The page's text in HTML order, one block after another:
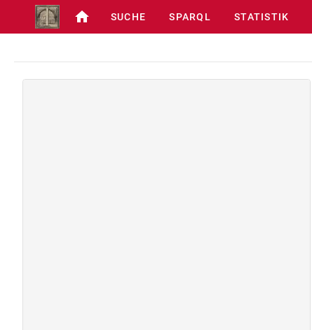
SUCHE SPARQL STATISTIK